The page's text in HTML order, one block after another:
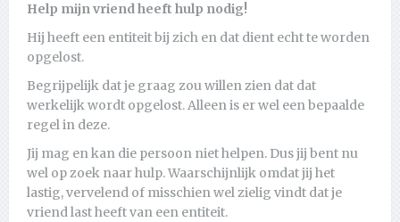
Help mijn vriend heeft hulp nodig!
Hij heeft een entiteit bij zich en dat dient echt te worden
opgelost.
Begrijpelijk dat je graag zou willen zien dat dat
werkelijk wordt opgelost. Alleen is er wel een bepaalde
regel in deze.
Jij mag en kan die persoon niet helpen. Dus jij bent nu
wel op zoek naar hulp. Waarschijnlijk omdat jij het
lastig, vervelend of misschien wel zielig vindt dat je
vriend last heeft van een entiteit.